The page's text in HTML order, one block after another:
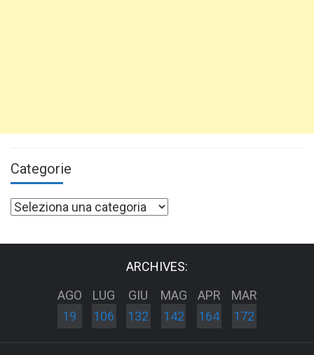
Categorie
Categorie
ARCHIVES:
AGO
19
LUG
106
GIU
132
MAG
142
APR
164
MAR
172